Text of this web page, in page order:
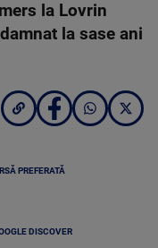
la Lovrin
la sase ani
PREFERATĂ
DISCOVER